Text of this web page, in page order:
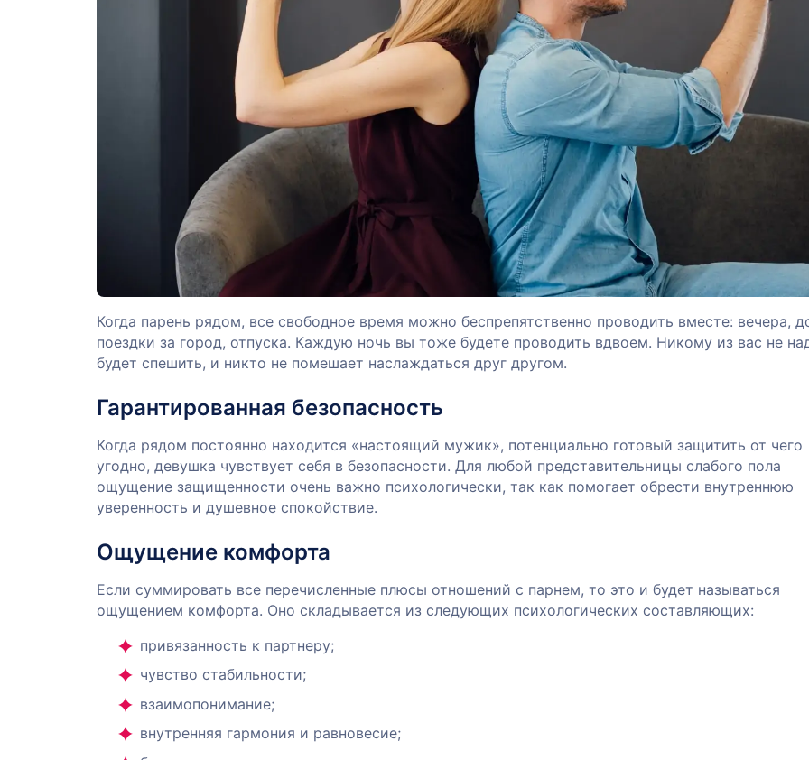
Когда парень рядом, все свободное время можно беспрепятственно проводить вместе: вечера,
поездки за город, отпуска. Каждую ночь вы тоже будете проводить вдвоем. Никому из вас не
будет спешить, и никто не помешает наслаждаться друг другом.
Гарантированная безопасность
Когда рядом постоянно находится «настоящий мужик», потенциально готовый защитить от чего
угодно, девушка чувствует себя в безопасности. Для любой представительницы слабого пола
ощущение защищенности очень важно психологически, так как помогает обрести внутреннюю
уверенность и душевное спокойствие.
Ощущение комфорта
Если суммировать все перечисленные плюсы отношений с парнем, то это и будет называться
ощущением комфорта. Оно складывается из следующих психологических составляющих:
привязанность к партнеру;
чувство стабильности;
взаимопонимание;
внутренняя гармония и равновесие;